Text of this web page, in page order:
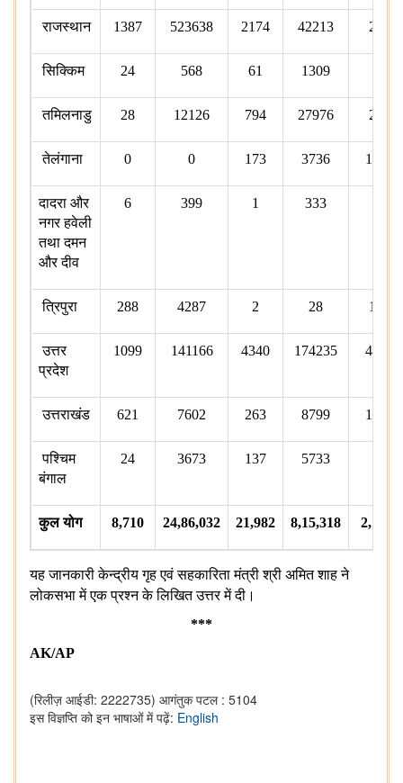
राजस्थान 1387 523638 2174 42213 22
सिक्किम 24 568 61 1309
तमिलनाडु 28 12126 794 27976 25
तेलंगाना 0 0 173 3736 102
दादरा और
नगर हवेली
तथा दमन
और दीव
6 399 1 333
त्रिपुरा 288 4287 2 28 19
उत्तर
प्रदेश
1099 141166 4340 174235 486
उत्तराखंड 621 7602 263 8799 120
पश्चिम
बंगाल
24 3673 137 5733
कुलयोग 8,710 24,86,032 21,982 8,15,318 2,110
यह जानकारी केन्द्रीय गृह एवं सहकारिता मंत्री श्री अमित शाह ने
लोकसभा में एक प्रश्न के लिखित उत्तर में दी।
***
AK/AP
(रिलीज़ आईडी: 2222735) आगंतुक पटल : 5104
इस विज्ञप्ति को इन भाषाओं में पढ़ें: English